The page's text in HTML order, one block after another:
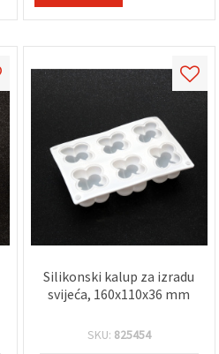
Silikonski kalup za izradu
svijeća, 160x110x36 mm
SKU: 825454